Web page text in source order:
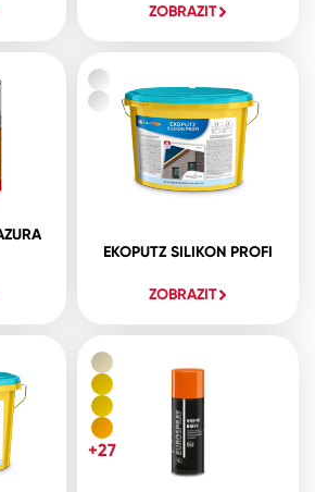
ZOBRAZIT
EKOPUTZ SILIKON PROFI
ZOBRAZIT
+27